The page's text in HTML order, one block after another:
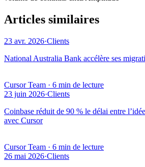
Articles similaires
23 avr. 2026·Clients
National Australia Bank accélère ses
Cursor Team · 6 min de lecture
23 juin 2026·Clients
Coinbase réduit de 90 % le délai entre
avec Cursor
Cursor Team · 6 min de lecture
26 mai 2026·Clients